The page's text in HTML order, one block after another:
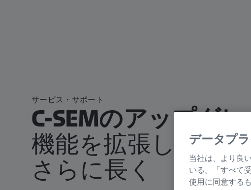
サービス・サポート
C-SEMのアップグ
機能を拡張して耐
さらに長く
データプ
当社は、より良
いる。「すべて
使用に同意する